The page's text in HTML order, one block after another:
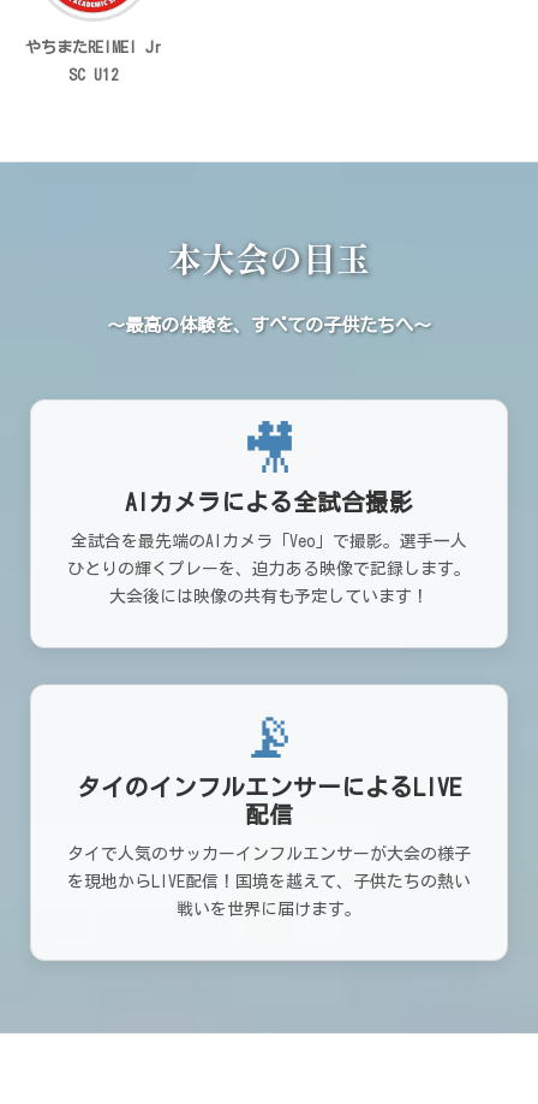
やちまたREIMEI Jr
SC U12
本大会の目玉
～最高の体験を、すべての子供たちへ～
🎥
AIカメラによる全試合撮影
全試合を最先端のAIカメラ「Veo」で撮影。選手一人
ひとりの輝くプレーを、迫力ある映像で記録します。
大会後には映像の共有も予定しています！
📡
タイのインフルエンサーによるLIVE
配信
タイで人気のサッカーインフルエンサーが大会の様子
を現地からLIVE配信！国境を越えて、子供たちの熱い
戦いを世界に届けます。